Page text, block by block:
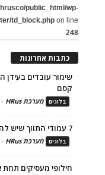
public_html/wp-
td_block.php on line
248
כתבות אחרונות
קסם
בלוגים מערכת HRus -
7 עמודי התווך שיש להציב בבסיס תהליך הגיוס ומיתוג המעסיק
בלוגים מערכת HRus -
חילופי מעסיקים